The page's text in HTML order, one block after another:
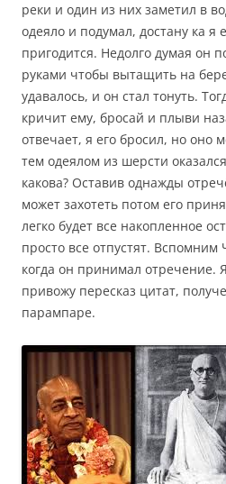
реки и один из них заметил в
одеяло и подумал, достану ка я
пригодится. Недолго думая он
руками чтобы вытащить на
удавалось, и он стал тонуть.
кричит ему, бросай и плыви
отвечает, я его бросил, но оно
тем одеялом из шерсти
какова? Оставив однажды
может захотеть потом его
легко будет все накопленное
просто все отпустят.
когда он принимал отречение.
привожу пересказ цитат,
парампаре.